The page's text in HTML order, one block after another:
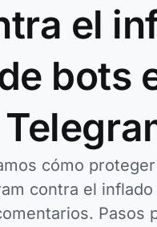
el
bots
cómo
contra el
Pasos